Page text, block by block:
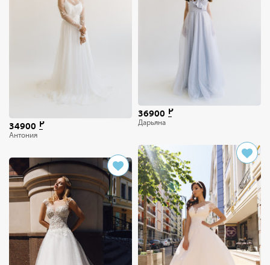
34900
Антония
36900
Дарьяна